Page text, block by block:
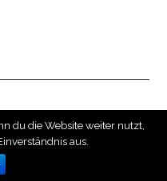
RESERVED.
du die Website weiter nutzt,
aus.